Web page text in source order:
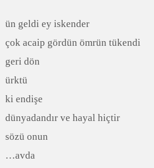
ün geldi ey iskender
çok acaip gördün ömrün tükendi
geri dön
ürktü
ki endişe
dünyadandır ve hayal hiçtir
sözü onun
…avda